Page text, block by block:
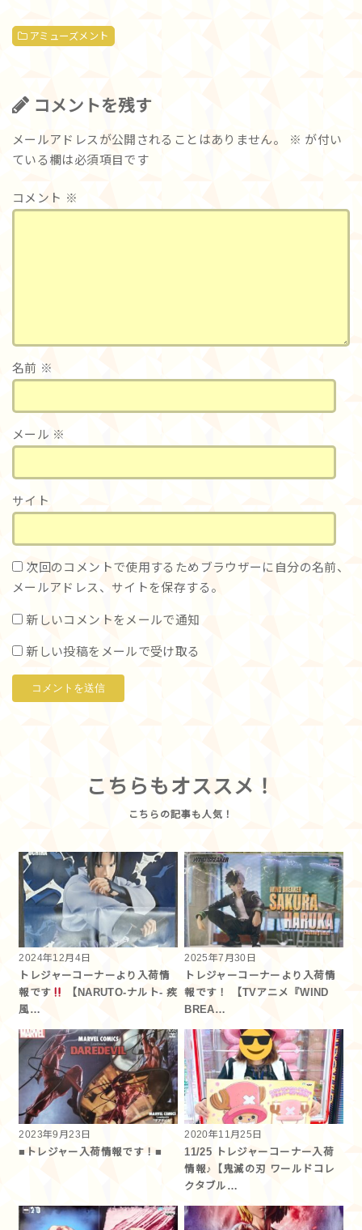
アミューズメント
コメントを残す
メールアドレスが公開されることはありません。 ※ が付い
ている欄は必須項目です
コメント ※
名前 ※
メール ※
サイト
次回のコメントで使用するためブラウザーに自分の名前、
メールアドレス、サイトを保存する。
新しいコメントをメールで通知
新しい投稿をメールで受け取る
こちらもオススメ！
2024年12月4日
トレジャーコーナーより入荷情
報です
【NARUTO-ナルト- 疾
風…
2025年7月30日
トレジャーコーナーより入荷情
報です！ 【TVアニメ『WIND
BREA…
2023年9月23日
■トレジャー入荷情報です！■
2020年11月25日
11/25 トレジャーコーナー入荷
情報♪【鬼滅の刃 ワールドコレ
クタブル…